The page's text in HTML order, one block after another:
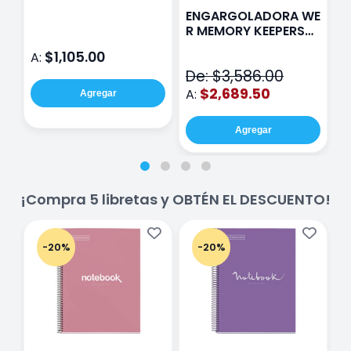
A: $1,105.00
Agregar
ENGARGOLADORA WE
R MEMORY KEEPERS
De: $3,586.00
A: $2,689.50
Agregar
¡Compra 5 libretas y OBTÉN EL DESCUENTO!
-20% -20%